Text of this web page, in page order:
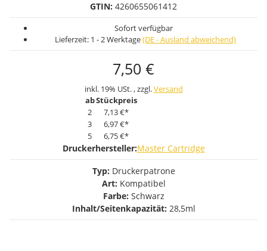
GTIN: 4260655061412
Sofort verfügbar
Lieferzeit: 1 - 2 Werktage(DE - Ausland abweichend)
7,50 €
inkl. 19% USt. , zzgl.Versand
abStückpreis
2
7,13 €*
3
6,97 €*
5
6,75 €*
Druckerhersteller:Master Cartridge
Typ: Druckerpatrone
Art: Kompatibel
Farbe: Schwarz
Inhalt/Seitenkapazität: 28,5ml